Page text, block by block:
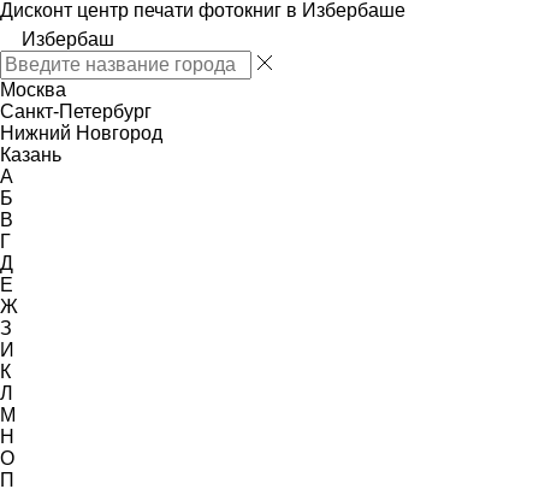
Дисконт центр печати фотокниг в Избербаше
Избербаш
Москва
Санкт-Петербург
Нижний Новгород
Казань
А
Б
В
Г
Д
Е
Ж
З
И
К
Л
М
Н
О
П